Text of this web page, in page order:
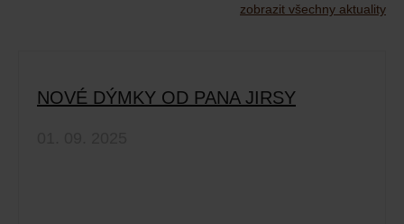
zobrazit všechny aktuality
NOVÉ DÝMKY OD PANA JIRSY